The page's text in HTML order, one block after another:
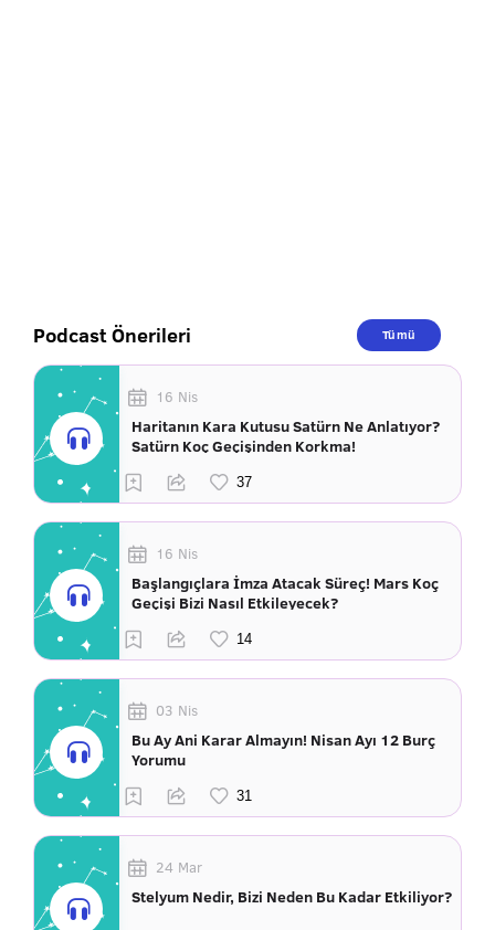
Podcast Önerileri Tümü
16 Nis
Haritanın Kara Kutusu Satürn Ne Anlatıyor?
Satürn Koç Geçişinden Korkma!
16 Nis
Başlangıçlara İmza Atacak Süreç! Mars Koç
Geçişi Bizi Nasıl Etkileyecek?
03 Nis
Bu Ay Ani Karar Almayın! Nisan Ayı 12 Burç
Yorumu
24 Mar
Stelyum Nedir, Bizi Neden Bu Kadar Etkiliyor?